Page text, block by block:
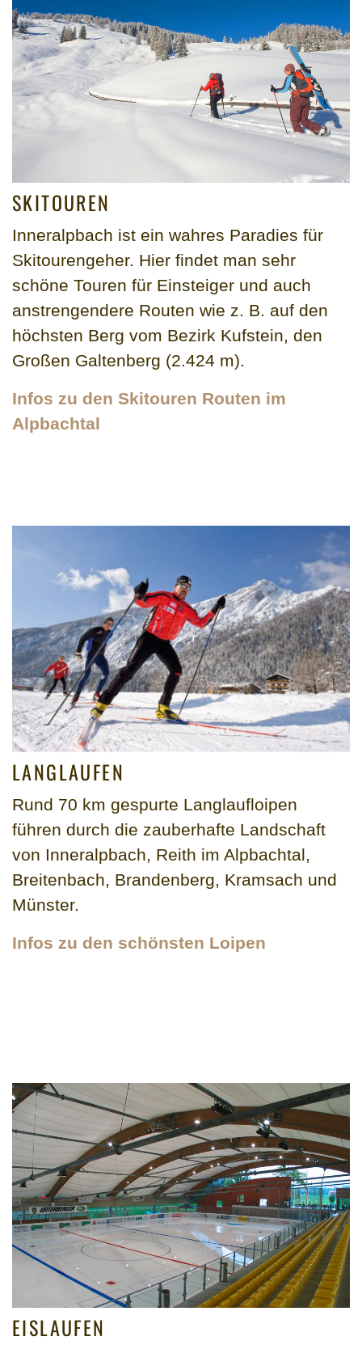
SKITOUREN
Inneralpbach ist ein wahres Paradies für
Skitourengeher. Hier findet man sehr
schöne Touren für Einsteiger und auch
anstrengendere Routen wie z. B. auf den
höchsten Berg vom Bezirk Kufstein, den
Großen Galtenberg (2.424 m).
Infos zu den Skitouren Routen im
Alpbachtal
LANGLAUFEN
Rund 70 km gespurte Langlaufloipen
führen durch die zauberhafte Landschaft
von Inneralpbach, Reith im Alpbachtal,
Breitenbach, Brandenberg, Kramsach und
Münster.
Infos zu den schönsten Loipen
EISLAUFEN